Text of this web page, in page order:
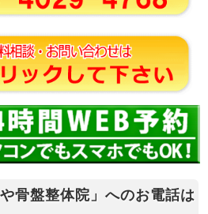
骨盤整体院」へのお電話は